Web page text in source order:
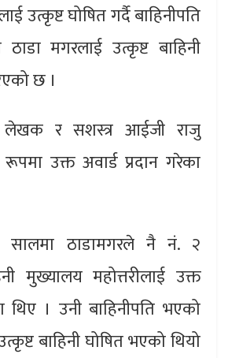
उत्कृष्ट घोषित गर्दै बाहिनीपति
मगरलाई उत्कृष्ट बाहिनी
छ ।
लेखक र सशस्त्र आईजी राजु
उक्त अवार्ड प्रदान गरेका
ठाडामगरले नै नं. २
मुख्यालय महोत्तरीलाई उक्त
थिए । उनी बाहिनीपति भएको
बाहिनी घोषित भएको थियो